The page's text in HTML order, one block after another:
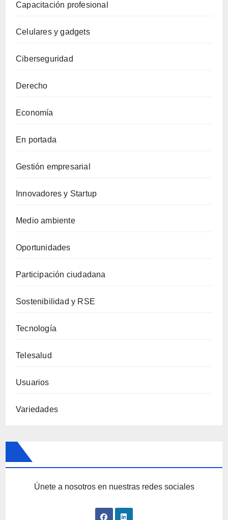
Capacitación profesional
Celulares y gadgets
Ciberseguridad
Derecho
Economía
En portada
Gestión empresarial
Innovadores y Startup
Medio ambiente
Oportunidades
Participación ciudadana
Sostenibilidad y RSE
Tecnología
Telesalud
Usuarios
Variedades
Únete a nosotros en nuestras redes sociales